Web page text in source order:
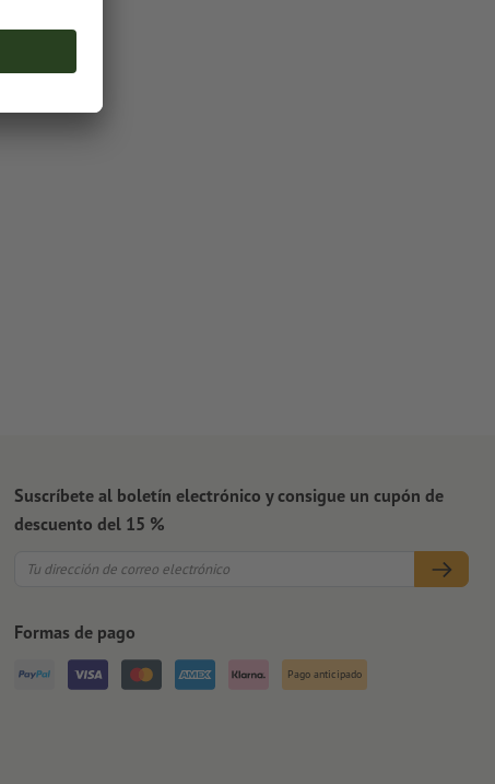
Suscríbete al boletín electrónico y consigue un cupón de
descuento del 15 %
Formas de pago
Pago anticipado